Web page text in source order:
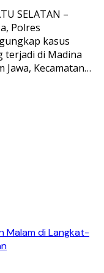
SELATAN –
Polres
kasus
terjadi di Madina
Jawa, Kecamatan…
Malam di Langkat-